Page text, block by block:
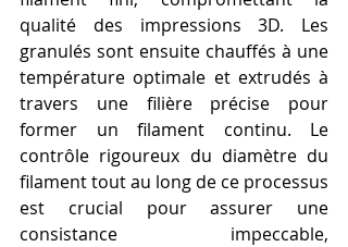
qualité des impressions 3D. Les
granulés sont ensuite chauffés à une
température optimale et extrudés à
travers une filière précise pour
former un filament continu. Le
contrôle rigoureux du diamètre du
filament tout au long de ce processus
est crucial pour assurer une
consistance impeccable,